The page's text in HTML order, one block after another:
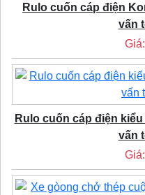
Rulo cuốn cáp điện
vấn
Giá:
Rulo cuốn cáp điện
vấn
Giá: